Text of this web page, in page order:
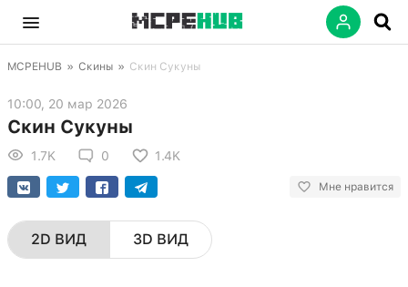
MCPEHUB » Скины » Скин Сукуны
10:00, 20 мар 2026
Скин Сукуны
1.7K 0 1.4K
Мне нравится
2D ВИД 3D ВИД